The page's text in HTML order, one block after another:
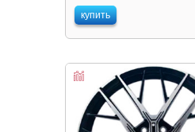
купить